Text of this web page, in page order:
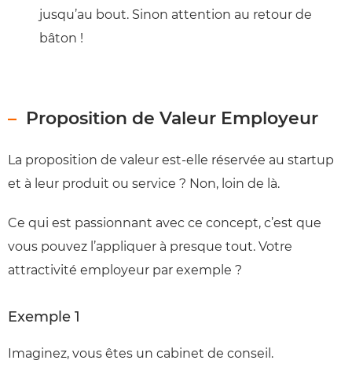
jusqu’au bout. Sinon attention au retour de
bâton !
Proposition de Valeur Employeur
La proposition de valeur est-elle réservée au startup
et à leur produit ou service ? Non, loin de là.
Ce qui est passionnant avec ce concept, c’est que
vous pouvez l’appliquer à presque tout. Votre
attractivité employeur par exemple ?
Exemple 1
Imaginez, vous êtes un cabinet de conseil.